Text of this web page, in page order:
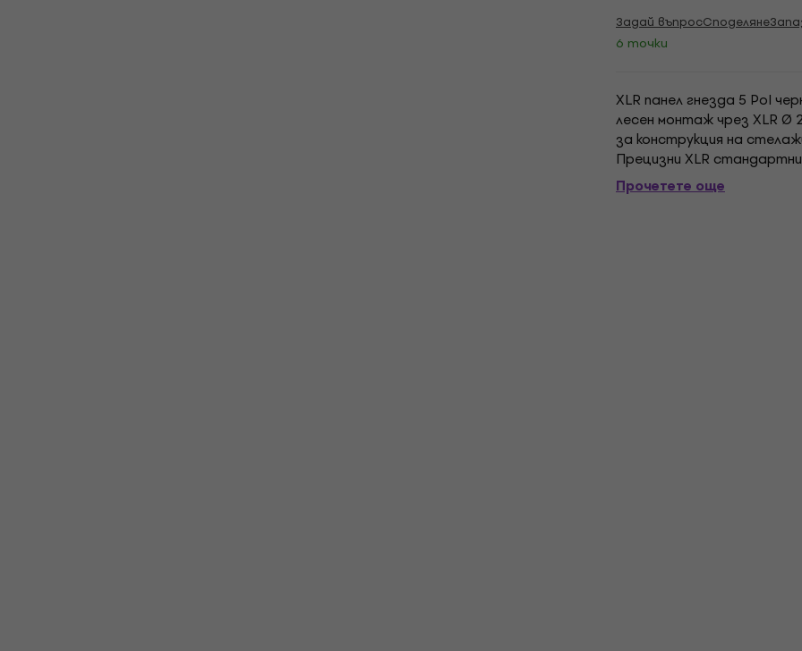
Задай въпросСподеляне
6 точки
XLR панел гнезда 5 Pol
лесен монтаж чрез XLR
за конструкция на
Прецизни XLR
приложения. Регулацията
Прочетете още